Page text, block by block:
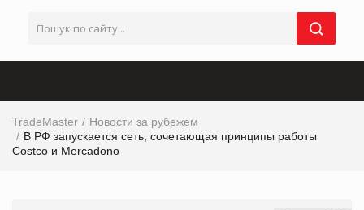
TradeMaster
Новости за рубежем
В РФ запускается сеть, сочетающая принципы работы
Costco и Mercadono